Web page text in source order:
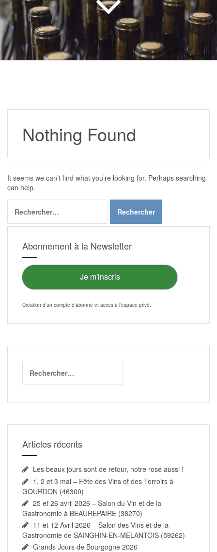
Nothing Found
It seems we can’t find what you’re looking for. Perhaps searching
can help.
Abonnement à la Newsletter
Je m'inscris
Création d'un compte d'abonné et accès à l'espace privé.
Articles récents
Les beaux jours sont de retour, notre rosé aussi !
1, 2 et 3 mai – Fête des Vins et des Terroirs à
GOURDON (46300)
25 et 26 avril 2026 – Salon du Vin et de la
Gastronomie à BEAUREPAIRE (38270)
11 et 12 Avril 2026 – Salon des Vins et de la
Gastronomie de SAINGHIN-EN-MELANTOIS (59262)
Grands Jours de Bourgogne 2026